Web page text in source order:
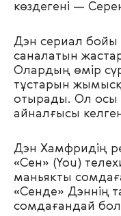
көздегені —
Дэн сериал бойы
саналатын
Олардың өмір
тұстарын
отырады. Ол осы
айналғысы
Дэн Хамфридің
«Сен» (You)
маньякты
«Сенде» Дэннің
сомдағандай